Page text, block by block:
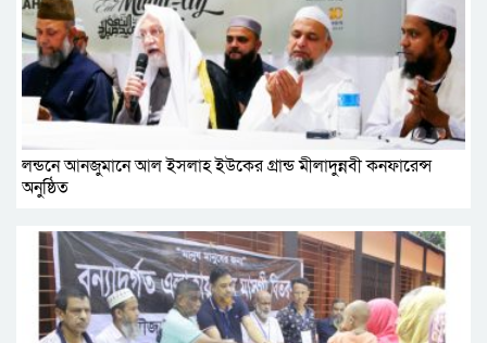
লন্ডনে আনজুমানে আল ইসলাহ ইউকের গ্রান্ড মীলাদুন্নবী কনফারেন্স
অনুষ্ঠিত